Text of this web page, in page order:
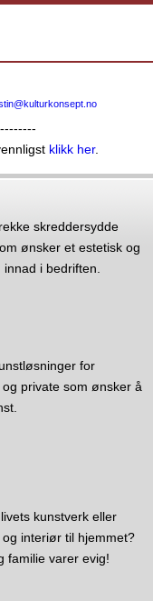
klikk her.
skreddersydde
ønsker et estetisk og
i bedriften.
for
private som ønsker å
kunstverk eller
interiør til hjemmet?
familie varer evig!